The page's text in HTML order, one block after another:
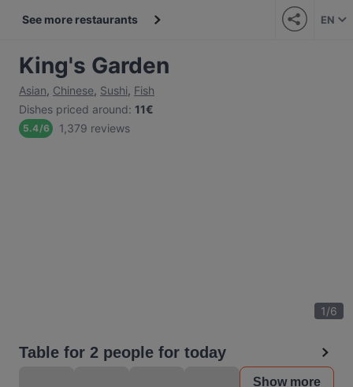
See more restaurants EN
King's Garden
Asian, Chinese, Sushi, Fish
Dishes priced around: 11€
5.4/6 1,379 reviews
1/6
Table for 2 people for today
Show more